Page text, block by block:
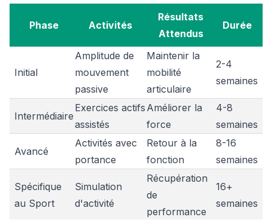
Phase Activités
Résultats
Attendus
Durée
Initial
Amplitude de
mouvement
passive
Maintenir la
mobilité
articulaire
2-4
semaines
Intermédiaire
Exercices actifs
assistés
Améliorer la
force
4-8
semaines
Avancé
Activités avec
portance
Retour à la
fonction
8-16
semaines
Spécifique
au Sport
Simulation
d'activité
Récupération
de
performance
16+
semaines